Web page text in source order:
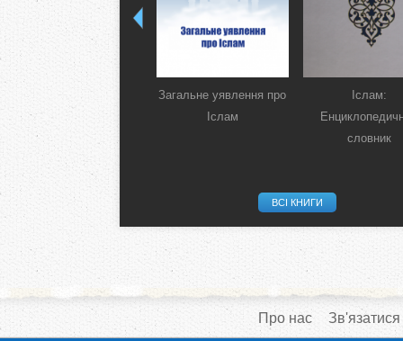
Загальне уявлення про
Іслам
Іслам:
словник
ВСІ КНИГИ
Про нас